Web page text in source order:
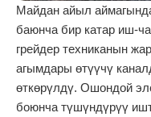
Майдан айыл
баюнча бир катар иш-
грейдер техниканын
агымдары өтүүчү
өткөрүлдү. Ошондой
боюнча түшүндүрүү